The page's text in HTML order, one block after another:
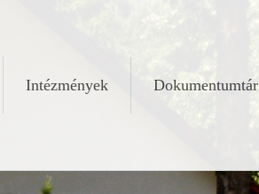
Intézmények Dokumentumtár